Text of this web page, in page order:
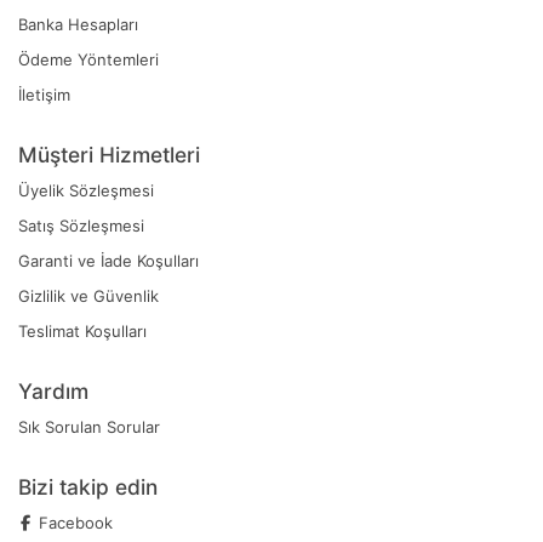
Banka Hesapları
Ödeme Yöntemleri
İletişim
Müşteri Hizmetleri
Üyelik Sözleşmesi
Satış Sözleşmesi
Garanti ve İade Koşulları
Gizlilik ve Güvenlik
Teslimat Koşulları
Yardım
Sık Sorulan Sorular
Bizi takip edin
Facebook